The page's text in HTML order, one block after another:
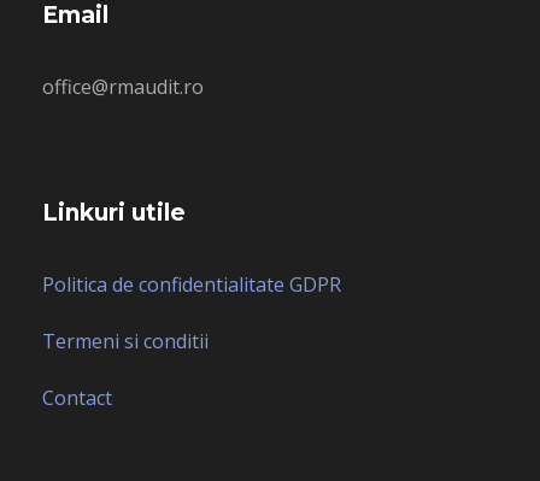
Email
office@rmaudit.ro
Linkuri utile
Politica de confidentialitate GDPR
Termeni si conditii
Contact